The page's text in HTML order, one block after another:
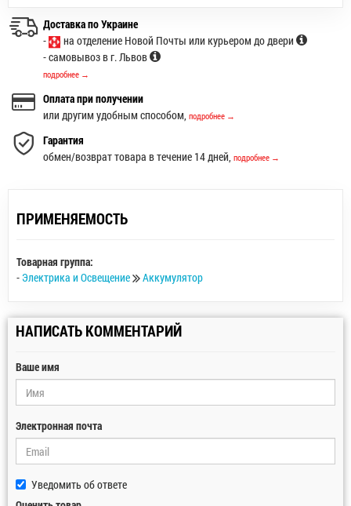
Доставка по Украине
-
на отделение Новой Почты или курьером до двери
- самовывоз в г. Львов
подробнее →
Оплата при получении
или другим удобным способом, подробнее →
Гарантия
обмен/возврат товара в течение 14 дней, подробнее →
ПРИМЕНЯЕМОСТЬ
Товарная группа:
- Электрика и Освещение Аккумулятор
НАПИСАТЬ КОММЕНТАРИЙ
Ваше имя
Электронная почта
Уведомить об ответе